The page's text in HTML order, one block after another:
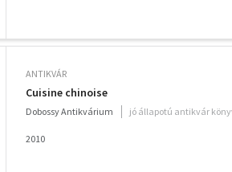
ANTIKVÁR
Cuisine chinoise
Dobossy Antikvárium jó állapotú antikvár
2010